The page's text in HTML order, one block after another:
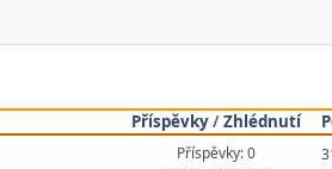
Příspěvky/Zhlédnutí
Příspěvky: 0